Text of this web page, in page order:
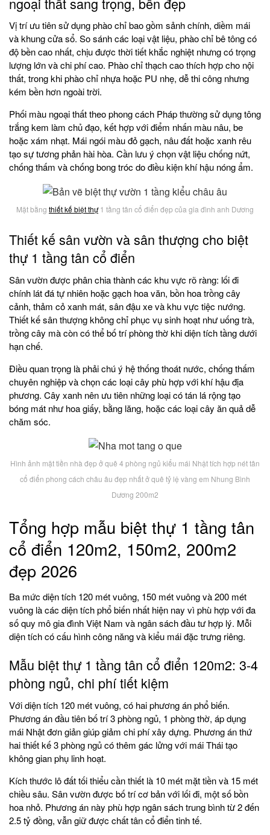
Vị trí ưu tiên sử dụng phào chỉ bao gồm sảnh chính, diềm mái
và khung cửa sổ. So sánh các loại vật liệu, phào chỉ bê tông có
độ bền cao nhất, chịu được thời tiết khắc nghiệt nhưng có trọng
lượng lớn và chi phí cao. Phào chỉ thạch cao thích hợp cho nội
thất, trong khi phào chỉ nhựa hoặc PU nhẹ, dễ thi công nhưng
kém bền hơn ngoài trời.
Phối màu ngoại thất theo phong cách Pháp thường sử dụng tông
trắng kem làm chủ đạo, kết hợp với điểm nhấn màu nâu, be
hoặc xám nhạt. Mái ngói màu đỏ gạch, nâu đất hoặc xanh rêu
tạo sự tương phản hài hòa. Cần lưu ý chọn vật liệu chống nứt,
chống thấm và chống bong tróc do điều kiện khí hậu nóng ẩm.
Mặt bằng thiết kế biệt thự1 tầng tân cổ điển đẹp của gia đình anh Dương
Thiết kế sân vườn và sân thượng cho biệt
thự 1 tầng tân cổ điển
Sân vườn được phân chia thành các khu vực rõ ràng: lối đi
chính lát đá tự nhiên hoặc gạch hoa văn, bồn hoa trồng cây
cảnh, thảm cỏ xanh mát, sân đậu xe và khu vực tiệc nướng.
Thiết kế sân thượng không chỉ phục vụ sinh hoạt như uống trà,
trồng cây mà còn có thể bố trí phòng thờ khi diện tích tầng dưới
hạn chế.
Điều quan trọng là phải chú ý hệ thống thoát nước, chống thấm
chuyên nghiệp và chọn các loại cây phù hợp với khí hậu địa
phương. Cây xanh nên ưu tiên những loại có tán lá rộng tạo
bóng mát như hoa giấy, bằng lăng, hoặc các loại cây ăn quả dễ
chăm sóc.
Hình ảnh mặt tiền nhà đẹp ở quê 4 phòng ngủ kiểu mái Nhật tích hợp nét tân
cổ điển phong cách châu âu đẹp nhất ở quê tỷ lệ vàng em Nhung Bình
Dương 200m2
Tổng hợp mẫu biệt thự 1 tầng tân
cổ điển 120m2, 150m2, 200m2
đẹp 2026
Ba mức diện tích 120 mét vuông, 150 mét vuông và 200 mét
vuông là các diện tích phổ biến nhất hiện nay vì phù hợp với đa
số quy mô gia đình Việt Nam và ngân sách đầu tư hợp lý. Mỗi
diện tích có cấu hình công năng và kiểu mái đặc trưng riêng.
Mẫu biệt thự 1 tầng tân cổ điển 120m2: 3-4
phòng ngủ, chi phí tiết kiệm
Với diện tích 120 mét vuông, có hai phương án phổ biến.
Phương án đầu tiên bố trí 3 phòng ngủ, 1 phòng thờ, áp dụng
mái Nhật đơn giản giúp giảm chi phí xây dựng. Phương án thứ
hai thiết kế 3 phòng ngủ có thêm gác lửng với mái Thái tạo
không gian phụ linh hoạt.
Kích thước lô đất tối thiểu cần thiết là 10 mét mặt tiền và 15 mét
chiều sâu. Sân vườn được bố trí cơ bản với lối đi, một số bồn
hoa nhỏ. Phương án này phù hợp ngân sách trung bình từ 2 đến
2.5 tỷ đồng, vẫn giữ được chất tân cổ điển tinh tế.